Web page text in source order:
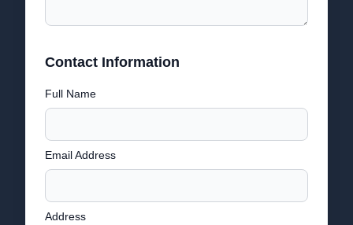
Contact Information
Full Name
Email Address
Address